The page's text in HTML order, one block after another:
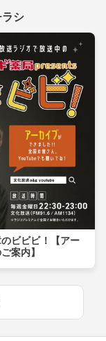
ラシ
ビビビ！【アー
案内】